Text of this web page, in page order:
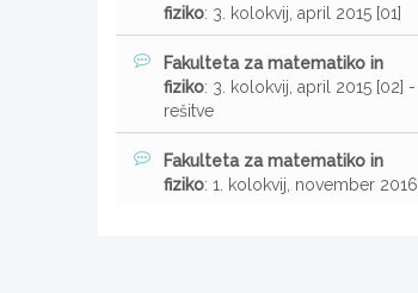
fiziko: 3. kolokvij, april 2015 [01]
Fakulteta za matematiko in
fiziko: 3. kolokvij, april 2015 [02] -
rešitve
Fakulteta za matematiko in
fiziko: 1. kolokvij, november 2016